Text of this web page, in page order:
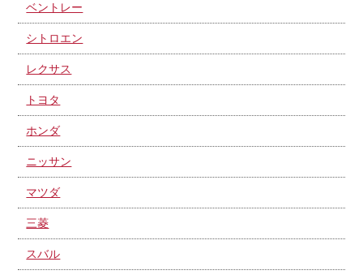
ベントレー
シトロエン
レクサス
トヨタ
ホンダ
ニッサン
マツダ
三菱
スバル